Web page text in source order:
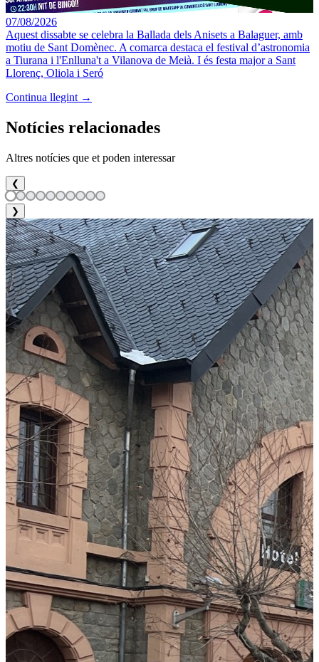
07/08/2026
Aquest dissabte se celebra la Ballada dels Anisets a Balaguer, amb
motiu de Sant Domènec. A comarca destaca el festival d’astronomia
a Tiurana i l'Enlluna't a Vilanova de Meià. I és festa major a Sant
Llorenç, Oliola i Seró
Continua llegint →
Notícies relacionades
Altres notícies que et poden interessar
❮
❯